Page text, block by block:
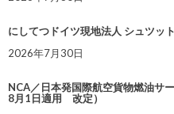
にしてつドイツ現地法人 シュツッ
2026年7月30日
NCA／日本発国際航空貨物燃油サ
8月1日適用 改定）